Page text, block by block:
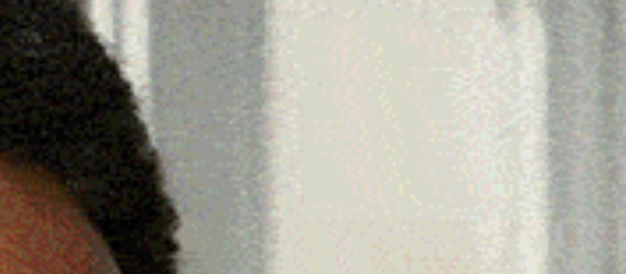
Cerca
Cerca
Facebook
ThreadsInstagram
X YouTube